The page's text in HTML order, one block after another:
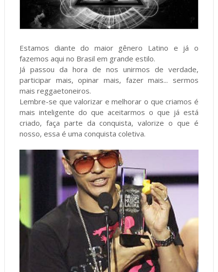
Estamos diante do maior gênero Latino e já o
fazemos aqui no Brasil em grande estilo.
Já passou da hora de nos unirmos de verdade,
participar mais, opinar mais, fazer mais... sermos
mais reggaetoneiros.
Lembre-se que valorizar e melhorar o que criamos é
mais inteligente do que aceitarmos o que já está
criado, faça parte da conquista, valorize o que é
nosso, essa é uma conquista coletiva.